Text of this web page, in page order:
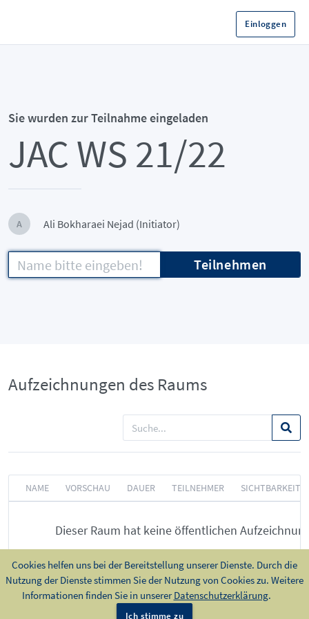
Einloggen
Sie wurden zur Teilnahme eingeladen
JAC WS 21/22
A Ali Bokharaei Nejad (Initiator)
Teilnehmen
Aufzeichnungen des Raums
NAME VORSCHAU DAUER TEILNEHMER SICHTBARKEIT
Dieser Raum hat keine öffentlichen
Cookies helfen uns bei der Bereitstellung unserer Dienste. Durch die
Nutzung der Dienste stimmen Sie der Nutzung von Cookies zu. Weitere
Informationen finden Sie in unsererDatenschutzerklärung.
Ich stimme zu